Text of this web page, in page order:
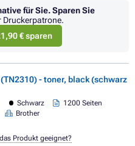
für Sie.Sparen Sie
Druckerpatrone.
€ sparen
- toner, black (schwarz
Schwarz
1200 Seiten
Brother
Produkt geeignet?